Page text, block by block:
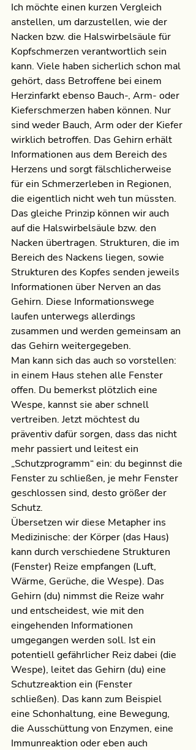
Ich möchte einen kurzen Vergleich
anstellen, um darzustellen, wie der
Nacken bzw. die Halswirbelsäule für
Kopfschmerzen verantwortlich sein
kann. Viele haben sicherlich schon mal
gehört, dass Betroffene bei einem
Herzinfarkt ebenso Bauch-, Arm- oder
Kieferschmerzen haben können. Nur
sind weder Bauch, Arm oder der Kiefer
wirklich betroffen. Das Gehirn erhält
Informationen aus dem Bereich des
Herzens und sorgt fälschlicherweise
für ein Schmerzerleben in Regionen,
die eigentlich nicht weh tun müssten.
Das gleiche Prinzip können wir auch
auf die Halswirbelsäule bzw. den
Nacken übertragen. Strukturen, die im
Bereich des Nackens liegen, sowie
Strukturen des Kopfes senden jeweils
Informationen über Nerven an das
Gehirn. Diese Informationswege
laufen unterwegs allerdings
zusammen und werden gemeinsam an
das Gehirn weitergegeben.
Man kann sich das auch so vorstellen:
in einem Haus stehen alle Fenster
offen. Du bemerkst plötzlich eine
Wespe, kannst sie aber schnell
vertreiben. Jetzt möchtest du
präventiv dafür sorgen, dass das nicht
mehr passiert und leitest ein
„Schutzprogramm“ ein: du beginnst die
Fenster zu schließen, je mehr Fenster
geschlossen sind, desto größer der
Schutz.
Übersetzen wir diese Metapher ins
Medizinische: der Körper (das Haus)
kann durch verschiedene Strukturen
(Fenster) Reize empfangen (Luft,
Wärme, Gerüche, die Wespe). Das
Gehirn (du) nimmst die Reize wahr
und entscheidest, wie mit den
eingehenden Informationen
umgegangen werden soll. Ist ein
potentiell gefährlicher Reiz dabei (die
Wespe), leitet das Gehirn (du) eine
Schutzreaktion ein (Fenster
schließen). Das kann zum Beispiel
eine Schonhaltung, eine Bewegung,
die Ausschüttung von Enzymen, eine
Immunreaktion oder eben auch